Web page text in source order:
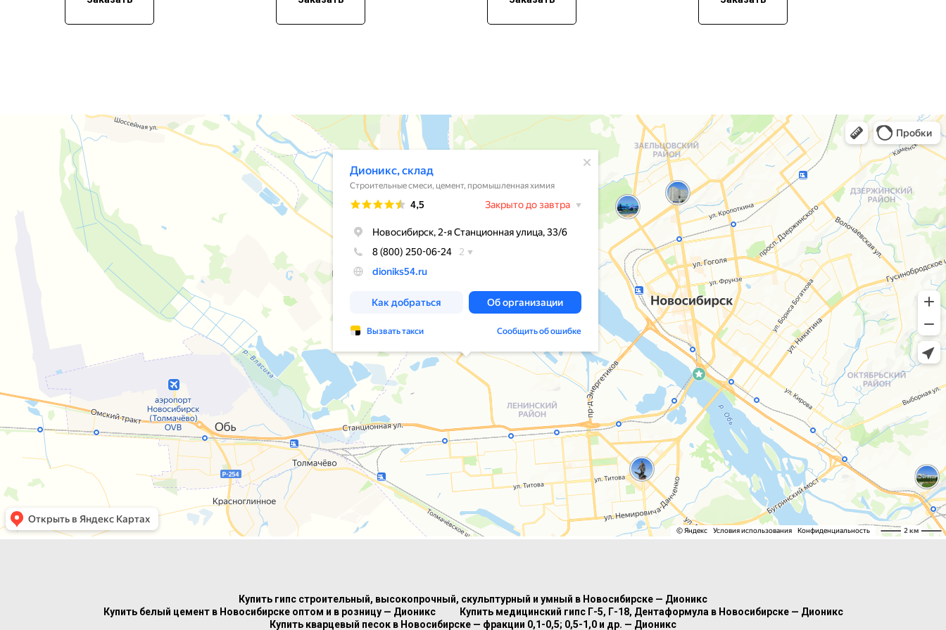
Купить гипс строительный, высокопрочный, скульптурный и умный в Новосибирске — Дионикс
Купить белый цемент в Новосибирске оптом и в розницу — Дионикс
Купить медицинский гипс Г-5, Г-18, Дентаформула в Новосибирске — Дионикс
Купить кварцевый песок в Новосибирске — фракции 0,1-0,5; 0,5-1,0 и др. — Дионикс